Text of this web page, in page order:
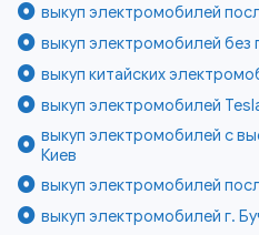
выкуп электромобилей
выкуп электромобилей без
выкуп китайских
выкуп электромобилей
выкуп электромобилей с
Киев
выкуп электромобилей
выкуп электромобилей г.